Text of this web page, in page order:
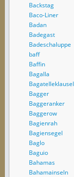
Backstag
Baco-Liner
Badan
Badegast
Badeschaluppe
baff
Baffin
Bagalla
Bagatelleklausel
Bagger
Baggeranker
Baggerow
Bagienrah
Bagiensegel
Baglo
Baguio
Bahamas
Bahamainseln